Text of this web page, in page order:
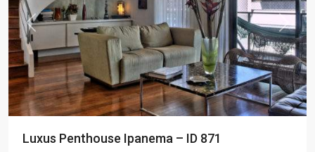
Previous Next
Luxus Penthouse Ipanema – ID 871